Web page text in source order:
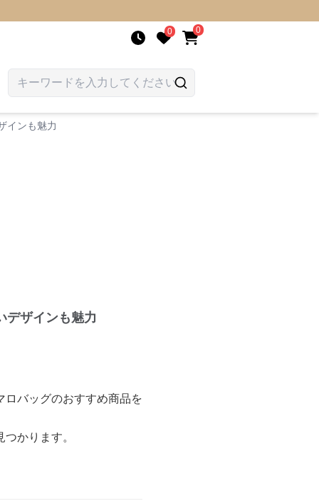
0 0
インも魅力
デザインも魅力
バッグのおすすめ商品を
かります。